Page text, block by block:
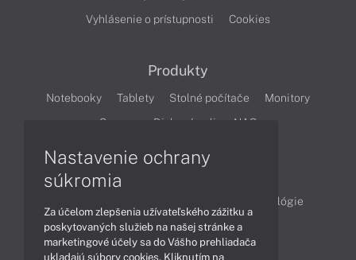
Vyhlásenie o prístupnosti
Cookies
Produkty
Notebooky Tablety Stolné počítače
Monitory
Servery
Diskové polia a NAS
Technológie
Videá
Nastavenie ochrany
súkromia
Za účelom zlepšenia užívateľského zážitku a
poskytovaných služieb na našej stránke a
marketingové účely sa do Vášho prehliadača
ukladajú súbory cookies. Kliknutím na